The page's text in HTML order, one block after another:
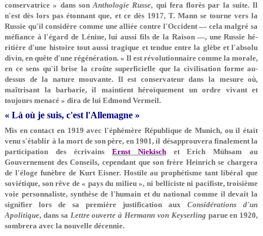
conservatrice » dans sonAnthologie Russe, qui fera florès par la suite. Il
n'est dès lors pas étonnant que, et ce dès 1917, T. Mann se tourne vers la
Russie qu'il considère comme une alliée contre l'Occident — cela malgré sa
méfiance à l'égard de Lénine, lui aussi fils de la Raison —, une Russie hé­
ritière d'une histoire tout aussi tragique et tendue entre la glèbe et l'absolu
divin, en quête d'une régénération. « Il est révolutionnaire comme la morale,
en ce sens qu'il brise la croûte superficielle que la civilisation forme au-
dessus de la nature mouvante. Il est conservateur dans la mesure où,
maîtrisant la barbarie, il maintient héroïquement un ordre vivant et
toujours menacé » dira de lui Edmond Vermeil.
« Là où je suis, c'est l'Allemagne »
Mis en contact en 1919 avec l'éphémère République de Munich, ou il était
venu s'établir à la mort de son père, en 1901, il désapprouvera finalement la
participation des écrivains Ernst Niekischet Erich Mühsam au
Gouvernement des Conseils, ce­pendant que son frère Heinrich se chargera
de l'éloge funèbre de Kurt Eisner. Hostile au prophétisme tant libéral que
soviétique, son rêve de « pays du milieu », ni belliciste ni pacifiste, troisième
voie personnaliste, synthèse de l'humain et du national comme il devait la
signifier lors de sa première justification auxConsidérations d'un
Apolitique, dans sa Lettre ouverte à Hermann von Keyserling parue en 1920,
sombrera avec la nouvelle décennie.